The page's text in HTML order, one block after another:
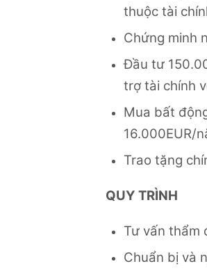
thuộc tài
Chứng minh
Đầu tư
trợ tài chính
Mua bất
16.000EUR/
Trao tặng
QUY TRÌNH
Tư vấn thẩm
Chuẩn bị và